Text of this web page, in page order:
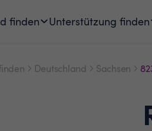
finden Unterstützung finden
Deutschland Sachsen